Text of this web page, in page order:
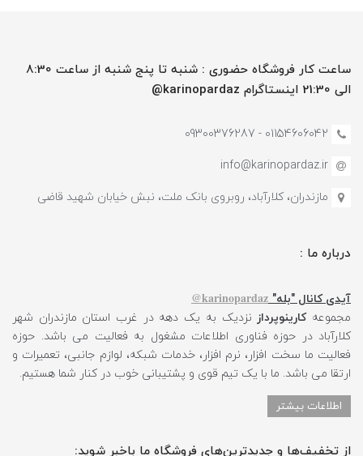
ساعت کار فروشگاه حضوری : شنبه تا پنج شنبه از ساعت 8:30
الی 21:30 اینستاگرام karinopardaz@
01154606042 - 09300376287
info@karinopardaz.ir
مازندران، کلارآباد، روبروی بانک ملت، نبش خیابان شهید قاضی
درباره ما :
آیدی کانال "بله" karinopardaz@
مجموعهکارینوپرداز نزدیک به یک دهه در غرب استان مازندران شهر
کلارآباد در حوزه فناوری اطلاعات مشغول به فعالیت می باشد. حوزه
فعالیت ما سخت افزار، نرم افزار، خدمات شبکه، لوازم جانبی، تعمیرات و
ارتقا می باشد. ما با یک تیم قوی و پشتیبانی خوب در کنار شما هستیم.
اطلاعات بیشتر
از تخفیف‌ها و جدیدترین‌های فروشگاه ما باخبر شوید: